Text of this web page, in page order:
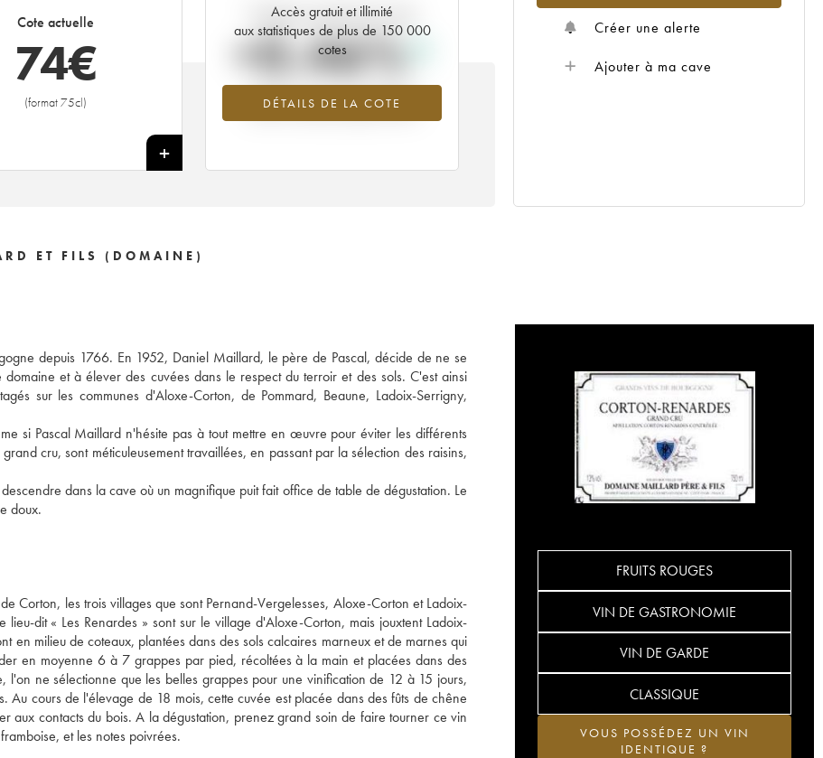
Cote actuelle
74€
(format 75cl)
+
Accès gratuit et illimité
aux statistiques de plus de 150 000
cotes
DÉTAILS DE LA COTE
Tendance actuelle de la cote
+0.46%
Tendance à la hausse du millésime
2000 en 2026 par rapport à 2025
Créer une alerte
Ajouter à ma cave
ET FILS (DOMAINE)
depuis 1766. En 1952, Daniel Maillard, le père de Pascal, décide de ne se
et à élever des cuvées dans le respect du terroir et des sols. C'est ainsi
sur les communes d'Aloxe-Corton, de Pommard, Beaune, Ladoix-Serrigny,
si Pascal Maillard n'hésite pas à tout mettre en œuvre pour éviter les différents
cru, sont méticuleusement travaillées, en passant par la sélection des raisins,
dans la cave où un magnifique puit fait office de table de dégustation. Le
doux.
Corton, les trois villages que sont Pernand-Vergelesses, Aloxe-Corton et Ladoix-
dit « Les Renardes » sont sur le village d'Aloxe-Corton, mais jouxtent Ladoix-
en milieu de coteaux, plantées dans des sols calcaires marneux et de marnes qui
en moyenne 6 à 7 grappes par pied, récoltées à la main et placées dans des
ne sélectionne que les belles grappes pour une vinification de 12 à 15 jours,
cours de l'élevage de 18 mois, cette cuvée est placée dans des fûts de chêne
aux contacts du bois. A la dégustation, prenez grand soin de faire tourner ce vin
et les notes poivrées.
FRUITS ROUGES
VIN DE GASTRONOMIE
VIN DE GARDE
CLASSIQUE
VOUS POSSÉDEZ UN VIN
IDENTIQUE ?